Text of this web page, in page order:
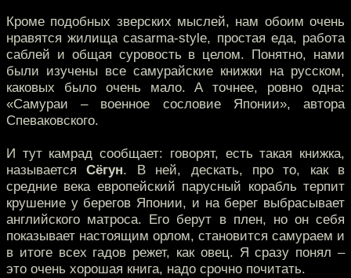
Кроме подобных зверских мыслей, нам обоим очень
нравятся жилища casarma-style, простая еда, работа
саблей и общая суровость в целом. Понятно, нами
были изучены все самурайские книжки на русском,
каковых было очень мало. А точнее, ровно одна:
«Самураи – военное сословие Японии», автора
Спеваковского.
И тут камрад сообщает: говорят, есть такая книжка,
называетсяСёгун. В ней, дескать, про то, как в
средние века европейский парусный корабль терпит
крушение у берегов Японии, и на берег выбрасывает
английского матроса. Его берут в плен, но он себя
показывает настоящим орлом, становится самураем и
в итоге всех гадов режет, как овец. Я сразу понял –
это очень хорошая книга, надо срочно почитать.